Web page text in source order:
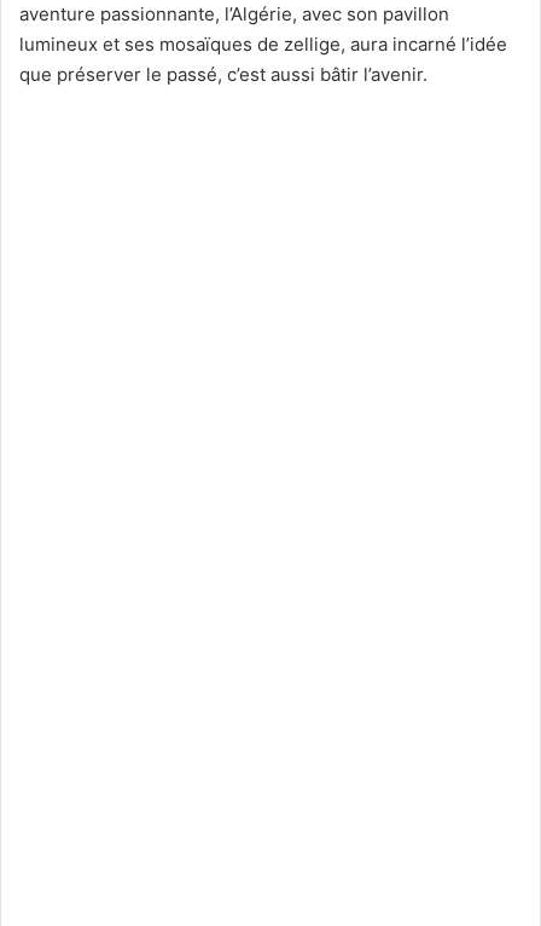
aventure passionnante, l’Algérie, avec son pavillon
lumineux et ses mosaïques de zellige, aura incarné l’idée
que préserver le passé, c’est aussi bâtir l’avenir.